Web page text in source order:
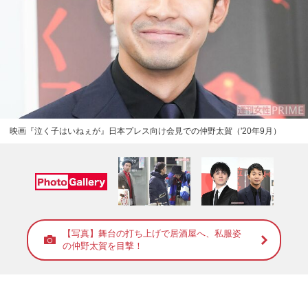
Page 3
ー 「太賀」から「仲野太賀」へ改名し
た理由
映画『泣く子はいねぇが』日本プレス向け会見での仲野太賀（'20年9月）
【写真】舞台の打ち上げで居酒屋へ、私服姿
の仲野太賀を目撃！